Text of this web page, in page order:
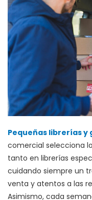
Pequeñas librerías y
comercial selecciona
tanto en librerías
cuidando siempre un
venta y atentos a las
Asimismo, cada